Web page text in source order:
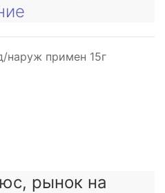
наруж примен 15г
рынок на